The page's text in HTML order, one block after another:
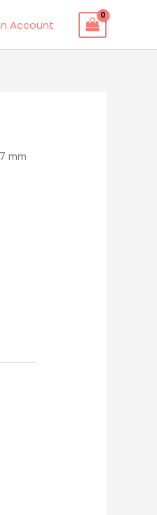
Account
mm